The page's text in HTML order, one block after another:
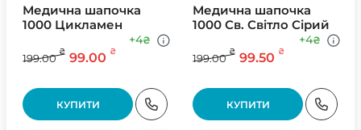
Медична шапочка
1000 Цикламен
199.00
₴ 99.00 ₴
+4₴
КУПИТИ
Медична шапочка
1000 Св. Свiтло Сiрий
199.00
₴ 99.50 ₴
+4₴
КУПИТИ